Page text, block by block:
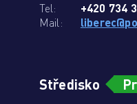
Tel:
+420 734
Mail:
Středisko